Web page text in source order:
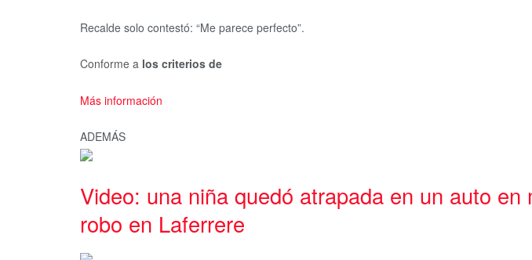
Recalde solo contestó: “Me parece perfecto”.
Conforme a los criterios de
Más información
ADEMÁS
Video: una niña quedó atrapada en un auto en
robo en Laferrere